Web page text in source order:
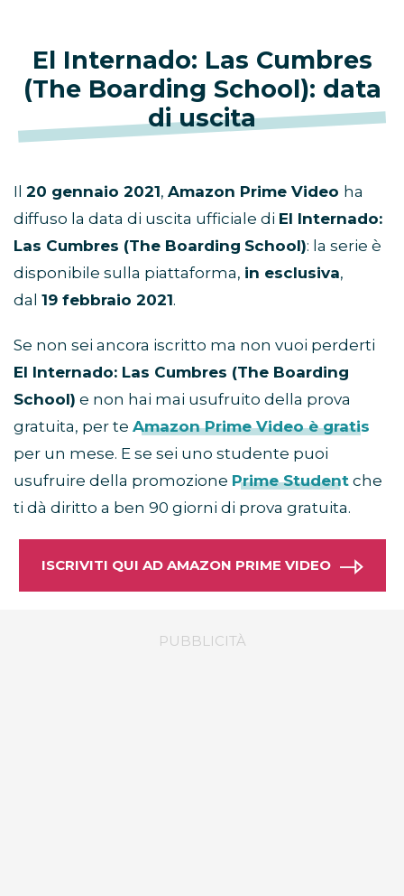
El Internado: Las Cumbres
(The Boarding School): data
di uscita
Il 20 gennaio 2021, Amazon Prime Video ha
diffuso la data di uscita ufficiale di El Internado:
Las Cumbres (The Boarding School): la serie è
disponibile sulla piattaforma, in esclusiva,
dal 19 febbraio 2021.
Se non sei ancora iscritto ma non vuoi perderti
El Internado: Las Cumbres (The Boarding
School) e non hai mai usufruito della prova
gratuita, per te Amazon Prime Video è gratis
per un mese. E se sei uno studente puoi
usufruire della promozione Prime Student che
ti dà diritto a ben 90 giorni di prova gratuita.
ISCRIVITI QUI AD AMAZON PRIME VIDEO